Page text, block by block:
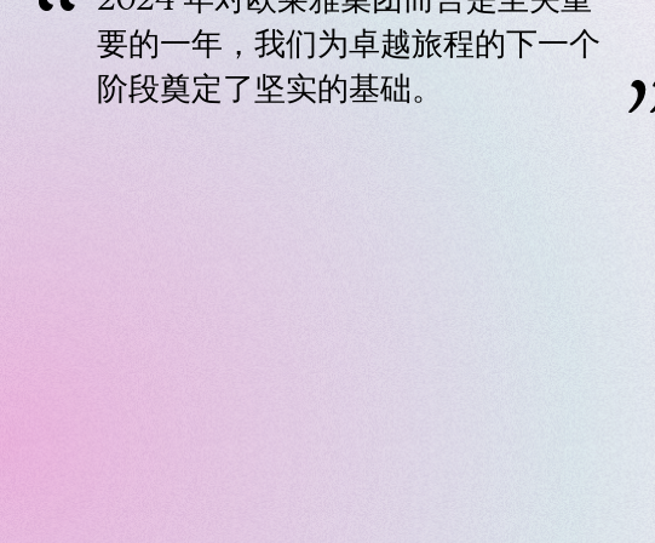
要的一年，我们为卓越旅程的下一个
阶段奠定了坚实的基础。